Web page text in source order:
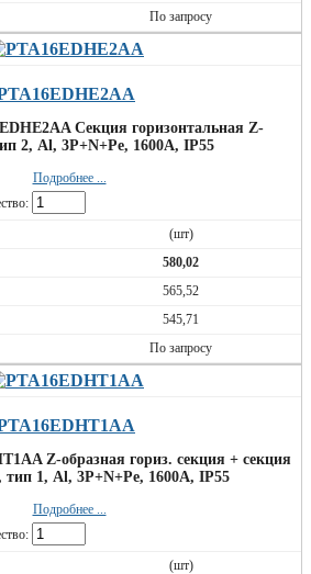
По запросу
Секция горизонтальная Z-
2, Al, 3P+N+Pe, 1600А, IP55
Подробнее ...
(шт)
580,02
565,52
545,71
По запросу
Z-образная гориз. секция + секция
1, Al, 3P+N+Pe, 1600А, IP55
Подробнее ...
(шт)